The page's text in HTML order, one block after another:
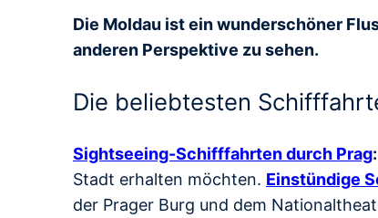
Die Moldau ist ein wunderschöner
anderen Perspektive zu sehen.
Die beliebtesten
Sightseeing-Schifffahrten durch Prag:
Stadt erhalten möchten. Einstündige
der Prager Burg und dem